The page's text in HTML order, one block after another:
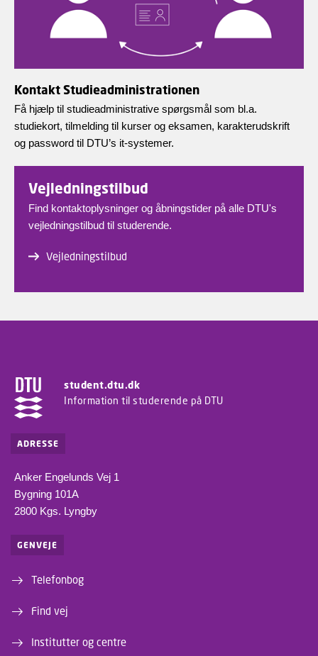
Kontakt Studieadministrationen
Få hjælp til studieadministrative spørgsmål som bl.a.
studiekort, tilmelding til kurser og eksamen, karakterudskrift
og password til DTU’s it-systemer.
Vejledningstilbud
Find kontaktoplysninger og åbningstider på alle DTU's
vejledningstilbud til studerende.
Vejledningstilbud
student.dtu.dk
Information til studerende på DTU
ADRESSE
Anker Engelunds Vej 1
Bygning 101A
2800 Kgs. Lyngby
GENVEJE
Telefonbog
Find vej
Institutter og centre